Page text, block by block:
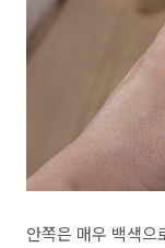
안쪽은 매우 백색